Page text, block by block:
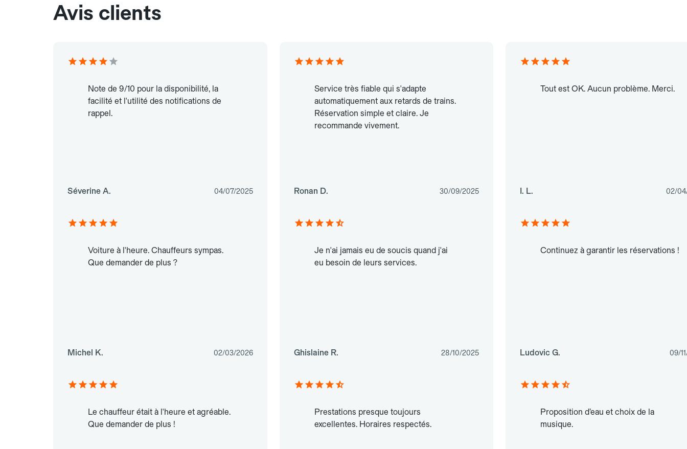
Avis clients
Note de 9/10 pour la disponibilité, la
facilité et l'utilité des notifications de
rappel.
Séverine A. 04/07/2025
Service très fiable qui s'adapte
automatiquement aux retards de trains.
Réservation simple et claire. Je
recommande vivement.
Ronan D. 30/09/2025
Tout est OK. Aucun problème. Merci.
I. L. 02/
Voiture à l'heure. Chauffeurs sympas.
Que demander de plus ?
Michel K. 02/03/2026
Je n'ai jamais eu de soucis quand j'ai
eu besoin de leurs services.
Ghislaine R. 28/10/2025
Continuez à garantir les réservations !
Ludovic G. 09/
Le chauffeur était à l'heure et agréable.
Que demander de plus !
Prestations presque toujours
excellentes. Horaires respectés.
Proposition d’eau et choix de la
musique.